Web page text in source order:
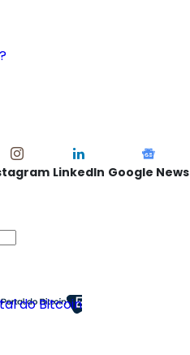
LinkedIn Google News
do Bitcoin